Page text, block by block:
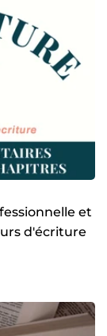
et
d'écriture